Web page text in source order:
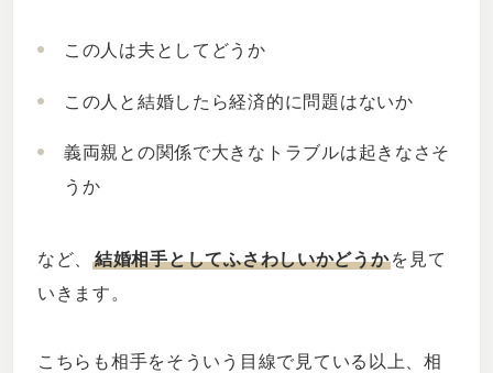
この人は夫としてどうか
この人と結婚したら経済的に問題はないか
義両親との関係で大きなトラブルは起きなさそ
うか
など、結婚相手としてふさわしいかどうかを見て
いきます。
こちらも相手をそういう目線で見ている以上、相